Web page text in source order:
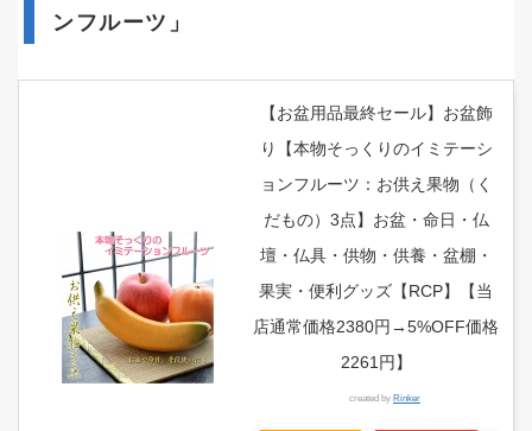
ンフルーツ」
【お盆用品最終セール】お盆飾
り【本物そっくりのイミテーシ
ョンフルーツ：お供え果物（く
だもの）3点】お盆・命日・仏
壇・仏具・供物・供養・盆棚・
果実・便利グッズ【RCP】【当
店通常価格2380円→5%OFF価格
2261円】
created by Rinker